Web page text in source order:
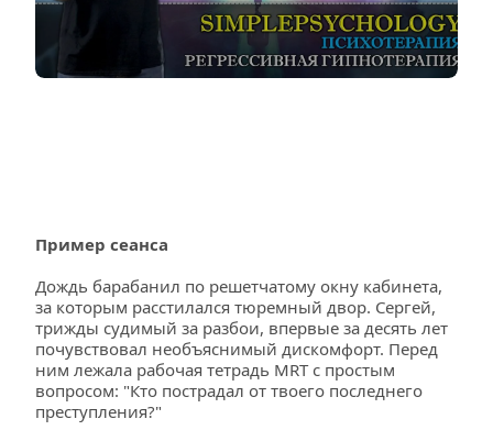
Пример сеанса
Дождь барабанил по решетчатому окну кабинета,
за которым расстилался тюремный двор. Сергей,
трижды судимый за разбои, впервые за десять лет
почувствовал необъяснимый дискомфорт. Перед
ним лежала рабочая тетрадь MRT с простым
вопросом: "Кто пострадал от твоего последнего
преступления?"